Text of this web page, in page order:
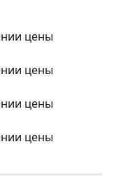
цены
цены
цены
цены